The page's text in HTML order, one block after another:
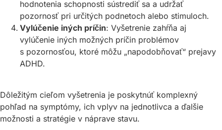
hodnotenia schopnosti sústrediť sa a udržať
pozornosť pri určitých podnetoch alebo stimuloch.
Vylúčenie iných príčin: Vyšetrenie zahŕňa aj
vylúčenie iných možných príčin problémov
s pozornosťou, ktoré môžu „napodobňovať“ prejavy
ADHD.
Dôležitým cieľom vyšetrenia je poskytnúť komplexný
pohľad na symptómy, ich vplyv na jednotlivca a ďalšie
možnosti a stratégie v náprave stavu.